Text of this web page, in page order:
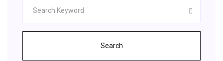
Search